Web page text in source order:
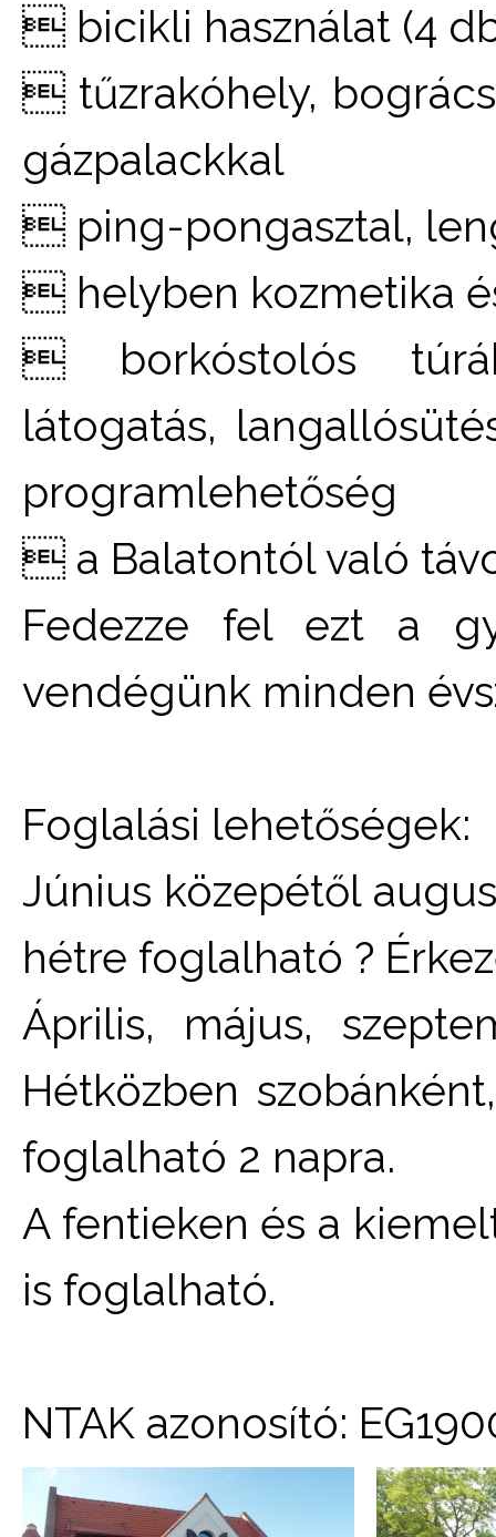
 bicikli használat (4
 tűzrakóhely,
gázpalackkal
 ping-pongasztal,
 helyben kozmetika
 borkóstolós
látogatás,
programlehetőség
 a Balatontól való
Fedezze fel ezt a
vendégünk minden
Foglalási lehetőségek:
Június közepétől
hétre foglalható ?
Április, május,
Hétközben
foglalható 2 napra.
A fentieken és a
is foglalható.
NTAK azonosító: